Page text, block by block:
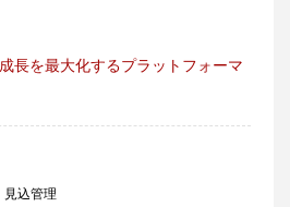
長を最大化するプラットフォーマ
見込管理